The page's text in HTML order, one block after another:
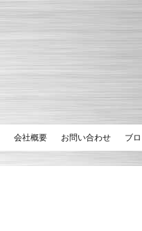
会社概要 お問い合わせ ブ